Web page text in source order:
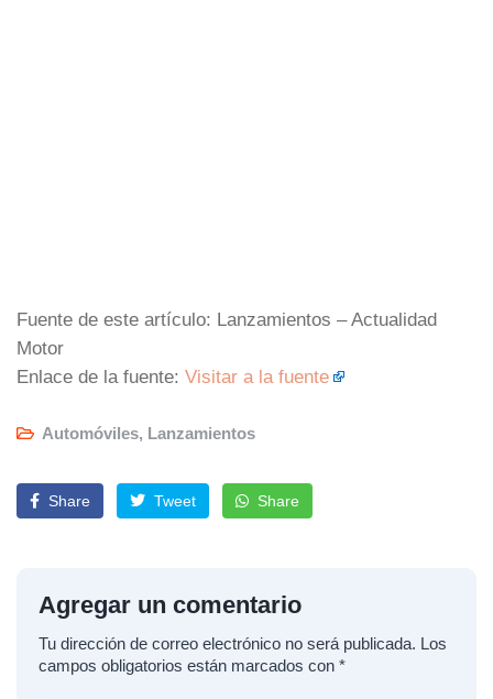
Fuente de este artículo: Lanzamientos – Actualidad
Motor
Enlace de la fuente: Visitar a la fuente
Automóviles, Lanzamientos
Share Tweet Share
Agregar un comentario
Tu dirección de correo electrónico no será publicada. Los
campos obligatorios están marcados con *